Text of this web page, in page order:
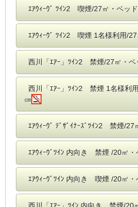
ｴｱｳｨｰｳﾞ ﾂｲﾝ2 喫煙/27㎡・ベッ
ｴｱｳｨｰｳﾞ ﾂｲﾝ2 喫煙 1名様利用/
西川「ｴｱｰ」ﾂｲﾝ2 禁煙/27㎡・ベ
西川「ｴｱｰ」ﾂｲﾝ2 禁煙 1名様利
㎝
ｴｱｳｨｰｳﾞ ﾃﾞｻﾞｲﾅｰｽﾞﾂｲﾝ2 禁煙/27
ｴｱｳｨｰｳﾞﾂｲﾝ 内向き 禁煙 /20㎡・
ｴｱｳｨｰｳﾞﾂｲﾝ 内向き 喫煙 /20㎡・